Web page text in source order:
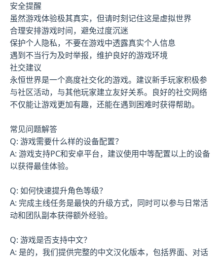
安全提醒
虽然游戏体验极其真实，但请时刻记住这是虚拟世界
合理安排游戏时间，避免过度沉迷
保护个人隐私，不要在游戏中透露真实个人信息
遇到不当行为及时举报，维护良好的游戏环境
社交建议
永恒世界是一个高度社交化的游戏。建议新手玩家积极参
与社区活动，与其他玩家建立友好关系。良好的社交网络
不仅能让游戏更加有趣，还能在遇到困难时获得帮助。
常见问题解答
Q: 游戏需要什么样的设备配置？
A: 游戏支持PC和安卓平台，建议使用中等配置以上的设备
以获得最佳体验。
Q: 如何快速提升角色等级？
A: 完成主线任务是最快的升级方式，同时可以参与日常活
动和团队副本获得额外经验。
Q: 游戏是否支持中文？
A: 是的，我们提供完整的中文汉化版本，包括界面、对话